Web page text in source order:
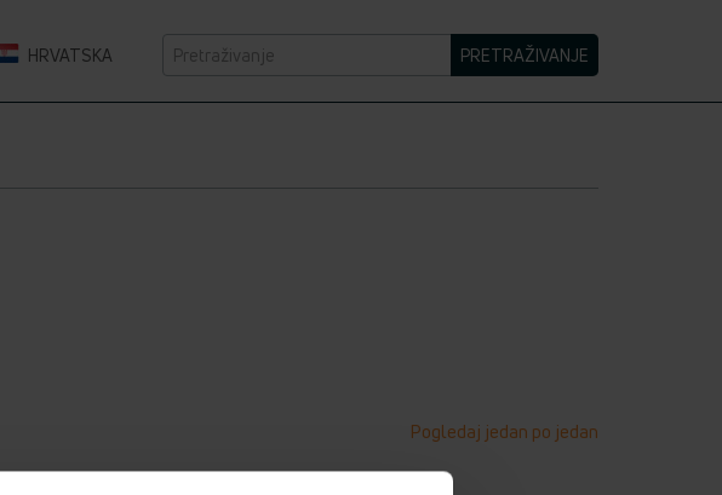
HRVATSKA PRETRAŽIVANJE
Pogledaj jedan po jedan